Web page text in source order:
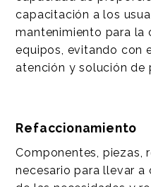
capacitación a los
mantenimiento para la
equipos, evitando con
atención y solución de
Refaccionamiento
Componentes, piezas,
necesario para llevar